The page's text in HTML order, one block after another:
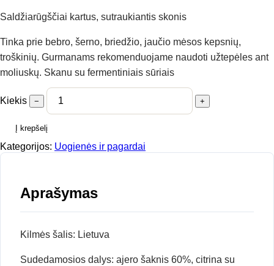
Saldžiarūgščiai kartus, sutraukiantis skonis
Tinka prie bebro, šerno, briedžio, jaučio mėsos kepsnių,
troškinių. Gurmanams rekomenduojame naudoti užtepėles ant
moliuskų. Skanu su fermentiniais sūriais
Kiekis − +
Į krepšelį
Kategorijos: Uogienės ir pagardai
Aprašymas
Kilmės šalis: Lietuva
Sudedamosios dalys: ajero šaknis 60%, citrina su